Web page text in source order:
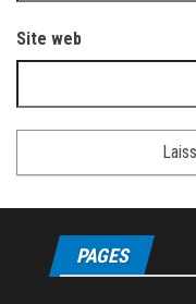
Site web
PAGES